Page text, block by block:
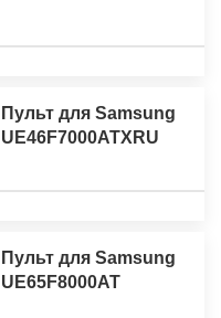
Пульт для Samsung
UE46F7000ATXRU
Пульт для Samsung
UE65F8000AT